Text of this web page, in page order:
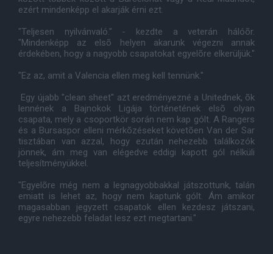
ezért mindenképp el akarják érni ezt.
"Teljesen nyilvánvaló." - kezdte a veterán hálóõr.
"Mindenképp az elsõ helyen akarunk végezni annak
érdekében, hogy a nagyobb csapatokat egyelõre elkerüljük."
"Ez az, amit a Valencia ellen meg kell tennünk."
Egy újabb "clean sheet" azt eredményezné a Unitednek, õk
lennének a Bajnokok Ligája történetének elsõ olyan
csapata, mely a csoportkör során nem kap gólt. A Rangers
és a Bursaspor elleni mérkõzéseket követõen Van der Sar
tisztában van azzal, hogy ezután nehezebb találkozók
jönnek, ám meg van elégedve eddigi kapott gól nélküli
teljesítményükkel.
"Egyelõre még nem a legnagyobbakkal játszottunk, talán
emiatt is lehet az, hogy nem kaptunk gólt. Ám amikor
magasabban jegyzett csapatok ellen kezdesz játszani,
egyre nehezebb feladat lesz ezt megtartani."